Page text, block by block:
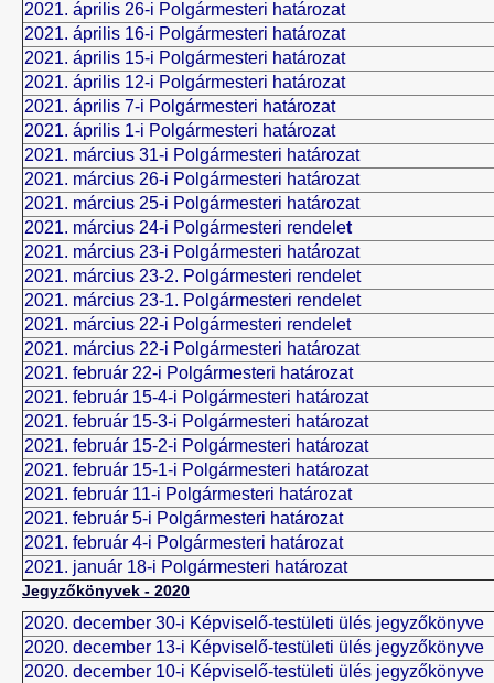
2021. április 26-i Polgármesteri határozat
2021. április 16-i Polgármesteri határozat
2021. április 15-i Polgármesteri határozat
2021. április 12-i Polgármesteri határozat
2021. április 7-i Polgármesteri határozat
2021. április 1-i Polgármesteri határozat
2021. március 31-i Polgármesteri határozat
2021. március 26-i Polgármesteri határozat
2021. március 25-i Polgármesteri határozat
2021. március 24-i Polgármesteri rendelet
2021. március 23-i Polgármesteri határozat
2021. március 23-2. Polgármesteri rendelet
2021. március 23-1. Polgármesteri rendelet
2021. március 22-i Polgármesteri rendelet
2021. március 22-i Polgármesteri határozat
2021. február 22-i Polgármesteri határozat
2021. február 15-4-i Polgármesteri határozat
2021. február 15-3-i Polgármesteri határozat
2021. február 15-2-i Polgármesteri határozat
2021. február 15-1-i Polgármesteri határozat
2021. február 11-i Polgármesteri határozat
2021. február 5-i Polgármesteri határozat
2021. február 4-i Polgármesteri határozat
2021. január 18-i Polgármesteri határozat
Jegyzőkönyvek - 2020
2020. december 30-i Képviselő-testületi ülés jegyzőkönyve
2020. december 13-i Képviselő-testületi ülés jegyzőkönyve
2020. december 10-i Képviselő-testületi ülés jegyzőkönyve